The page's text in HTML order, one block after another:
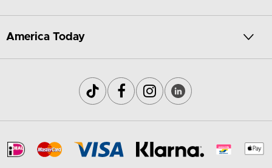
America Today